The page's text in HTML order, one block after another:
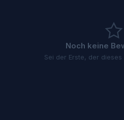
Noch keine
Sei der Erste, der